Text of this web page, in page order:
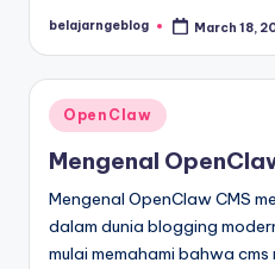
Posted
belajarngeblog March 18,
Posted
in
OpenClaw
Mengenal
Mengenal OpenClaw CMS
dalam dunia blogging
mulai memahami bahwa